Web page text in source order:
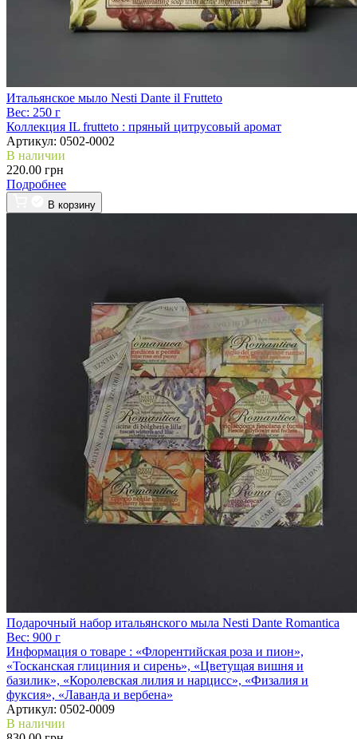
Итальянское мыло Nesti Dante il Frutteto
Вес: 250 г
Коллекция IL frutteto : пряный цитрусовый аромат
Артикул: 0502-0002
В наличии
220.00 грн
Подробнее
В корзину
Подарочный набор итальянского мыла Nesti Dante Romantica
Вес: 900 г
Информация о товаре : «Флорентийская роза и пион»,
«Тосканская глициния и сирень», «Цветущая вишня и
базилик», «Королевская лилия и нарцисс», «Физалия и
фуксия», «Лаванда и вербена»
Артикул: 0502-0009
В наличии